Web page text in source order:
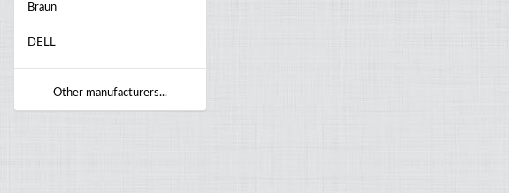
Braun
DELL
Other manufacturers...